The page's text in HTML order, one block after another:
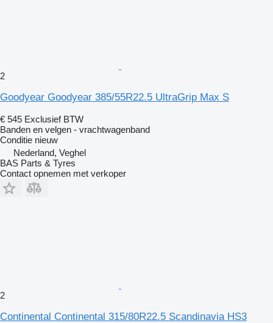
2
Goodyear Goodyear 385/55R22.5 UltraGrip Max S
€ 545 Exclusief BTW
Banden en velgen - vrachtwagenband
Conditie nieuw
Nederland, Veghel
BAS Parts & Tyres
Contact opnemen met verkoper
2
Continental Continental 315/80R22.5 Scandinavia HS3